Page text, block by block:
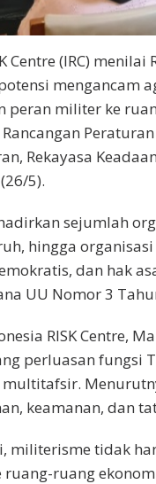
Centre (IRC)
mengancam
peran militer ke
Rekayasa
5).
sejumlah
hingga
dan hak
UU Nomor 3
RISK Centre,
perluasan fungsi
keamanan, dan
militerisme tidak
ruang